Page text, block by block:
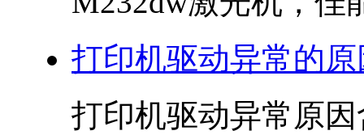
打印机驱动异常的
打印机驱动异常原